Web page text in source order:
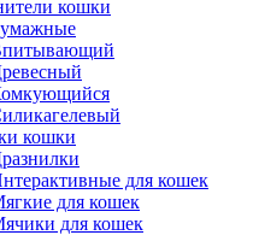
кошки
кошки
для кошек
для кошек
для кошек